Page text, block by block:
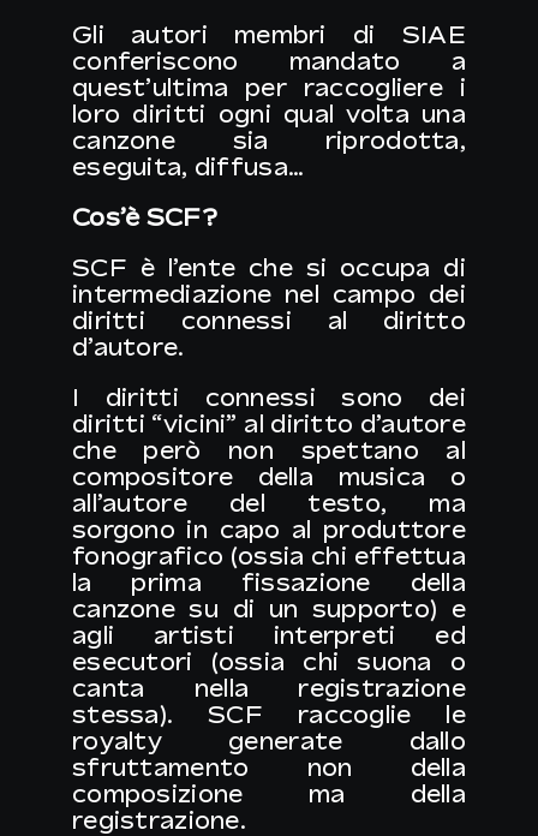
Gli autori membri di SIAE
conferiscono mandato a
quest’ultima per raccogliere i
loro diritti ogni qual volta una
canzone sia riprodotta,
eseguita, diffusa…
Cos’è SCF?
SCF è l’ente che si occupa di
intermediazione nel campo dei
diritti connessi al diritto
d’autore.
I diritti connessi sono dei
diritti “vicini” al diritto d’autore
che però non spettano al
compositore della musica o
all’autore del testo, ma
sorgono in capo al produttore
fonografico (ossia chi effettua
la prima fissazione della
canzone su di un supporto) e
agli artisti interpreti ed
esecutori (ossia chi suona o
canta nella registrazione
stessa). SCF raccoglie le
royalty generate dallo
sfruttamento non della
composizione ma della
registrazione.